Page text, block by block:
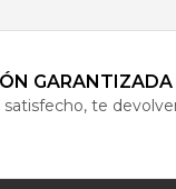
GARANTIZADA
satisfecho, te